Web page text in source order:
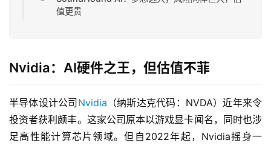
值更贵
Nvidia：AI硬件之王，但估值不菲
半导体设计公司Nvidia （纳斯达克代码：NVDA）近年来令
投资者获利颇丰。这家公司原本以游戏显卡闻名，同时也涉
足高性能计算芯片领域。但自2022年起，Nvidia摇身一